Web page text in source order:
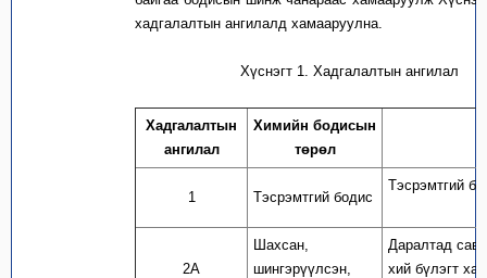
хадгалалтын ангилалд хамааруулна.
Хүснэгт 1. Хадгалалтын ангилал
Хадгалалтын
ангилал
Химийн бодисын
төрөл
1 Тэсрэмтгий бодис
Тэсрэмтгий
2А
Шахсан,
шингэрүүлсэн,
Даралтад
хий бүлэгт